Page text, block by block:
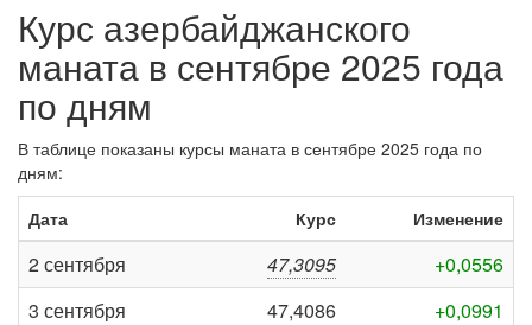
Курс азербайджанского
маната в сентябре 2025 года
по дням
В таблице показаны курсы маната в сентябре 2025 года по
дням:
Дата
Курс Изменение
2 сентября 47,3095
+0,0556
3 сентября
47,4086
+0,0991